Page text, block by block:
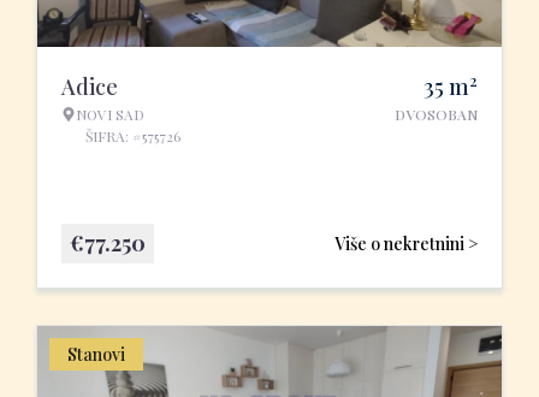
Adice
NOVI SAD
ŠIFRA: #575726
35 m2
DVOSOBAN
Više o nekretnini >
€77.250
Stanovi